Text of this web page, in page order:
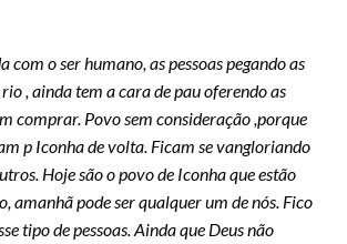
com o ser humano, as pessoas pegando as
, ainda tem a cara de pau oferendo as
comprar. Povo sem consideração ,porque
p Iconha de volta. Ficam se vangloriando
Hoje são o povo de Iconha que estão
amanhã pode ser qualquer um de nós. Fico
tipo de pessoas. Ainda que Deus não